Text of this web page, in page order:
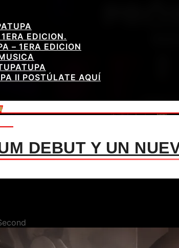
EDICION.
– 1ERA EDICION
II POSTÚLATE AQUÍ
DEBUT Y UN